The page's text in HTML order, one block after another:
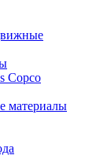
Copco
материалы